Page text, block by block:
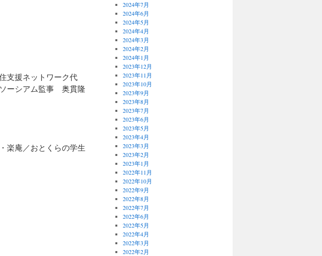
支援ネットワーク代
ーシアム監事 奥貫隆
楽庵／おとくらの学生
2024年7月
2024年6月
2024年5月
2024年4月
2024年3月
2024年2月
2024年1月
2023年12月
2023年11月
2023年10月
2023年9月
2023年8月
2023年7月
2023年6月
2023年5月
2023年4月
2023年3月
2023年2月
2023年1月
2022年11月
2022年10月
2022年9月
2022年8月
2022年7月
2022年6月
2022年5月
2022年4月
2022年3月
2022年2月